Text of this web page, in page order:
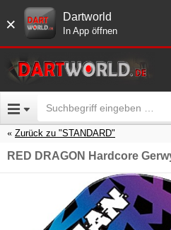
× Dartworld
In App öffnen
Zurück zu "STANDARD"
RED DRAGON Hardcore